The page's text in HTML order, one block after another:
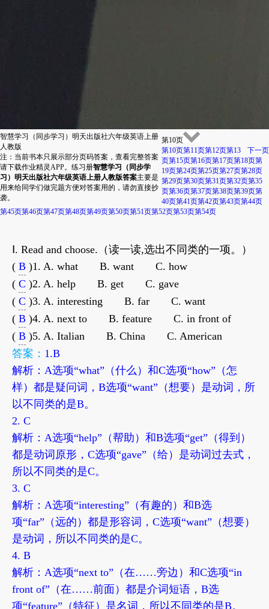
智慧学习（同步学习）明天出版社六年级英语上册
人教版
注：当前书本只展示部分页码答案，查看完整答案
请下载作业精灵APP。练习册智慧学习（同步学
习）明天出版社六年级英语上册人教版答案主要是
用来给同学们做完题方便对答案用的，请勿直接抄
袭。
第10页
下一页
第10页第11页第12页第13
页第15页第16页第17页第18页第
19页第24页第25页第27页第28页
第29页第30页第31页第32页第35
页第36页第37页第38页第39页第
40页第41页第42页第43页第44页
第45页第46页第47页第48页第49页第50页第51页第52页第53页第54页
Ⅰ. Read and choose.（读一读,选出不同类的一项。）
( B )1. A. what B. want C. how
( C )2. A. help B. get C. gave
( C )3. A. interesting B. far C. want
( B )4. A. next to B. feature C. in front of
( B )5. A. Italian B. China C. American
答案： 1.B
解析：A选项“what”（什么）和C选项“how”（怎
样）都是疑问词，B选项“want”（想要）是动词，所
以不同类的是B。
2. C
解析：A选项“help”（帮助）和B选项“get”（得到）
都是动词原形，C选项“gave”（给）是动词过去式，
所以不同类的是C。
3. C
解析：A选项“interesting”（有趣的）和B选
项“far”（远的）都是形容词，C选项“want”（想要）
是动词，所以不同类的是C。
4. B
解析：A选项“next to”（在……旁边）和C选项“in
front of”（在……前面）都是介词短语，B选
项“feature”（特征）是名词，所以不同类的是B。